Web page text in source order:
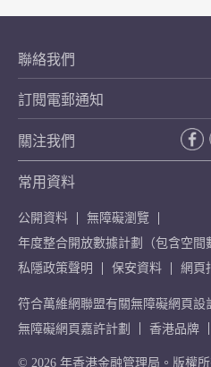
聯絡我們
訂閱電郵通知
關注我們
常用資料
公開資料
無障礙瀏覽
年度整合開放數據計劃（包含空間
私隱政策聲明
保安資料 網頁
符合萬維網聯盟有關無障礙網頁設
無障礙網頁嘉許計劃
香港品牌
© 2026 年香港金融管理局。版權所